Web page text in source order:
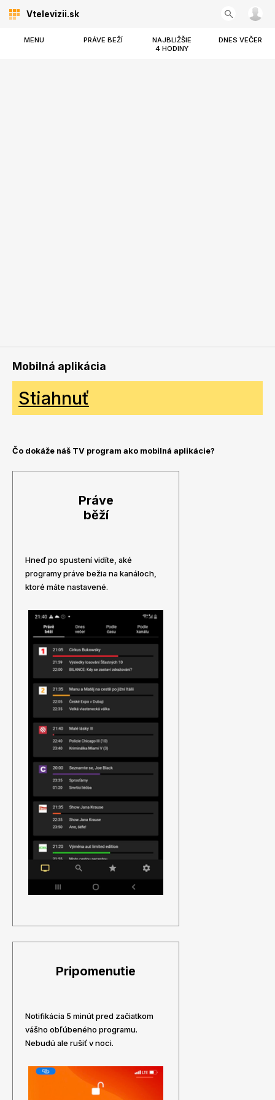
Vtelevizii.sk
MENU PRÁVE BEŽÍ
NAJBLIŽŠIE
4 HODINY
DNES VEČER
Mobilná aplikácia
Stiahnuť
Čo dokáže náš TV program ako mobilná aplikácie?
Práve
běží
Hneď po spustení vidíte, aké
programy práve bežia na kanáloch,
ktoré máte nastavené.
Pripomenutie
Notifikácia 5 minút pred začiatkom
vášho obľúbeného programu.
Nebudú ale rušiť v noci.